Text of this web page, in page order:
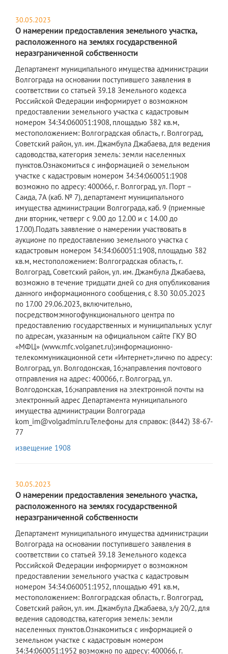
30.05.2023
О намерении предоставления земельного участка,
расположенного на землях государственной
неразграниченной собственности
Департамент муниципального имущества администрации
Волгограда на основании поступившего заявления в
соответствии со статьей 39.18 Земельного кодекса
Российской Федерации информирует о возможном
предоставлении земельного участка с кадастровым
номером 34:34:060051:1908, площадью 382 кв.м,
местоположением: Волгоградская область, г. Волгоград,
Советский район, ул. им. Джамбула Джабаева, для ведения
садоводства, категория земель: земли населенных
пунктов.Ознакомиться с информацией о земельном
участке с кадастровым номером 34:34:060051:1908
возможно по адресу: 400066, г. Волгоград, ул. Порт –
Саида, 7А (каб. № 7), департамент муниципального
имущества администрации Волгограда, каб. 9 (приемные
дни вторник, четверг с 9.00 до 12.00 и с 14.00 до
17.00).Подать заявление о намерении участвовать в
аукционе по предоставлению земельного участка с
кадастровым номером 34:34:060051:1908, площадью 382
кв.м, местоположением: Волгоградская область, г.
Волгоград, Советский район, ул. им. Джамбула Джабаева,
возможно в течение тридцати дней со дня опубликования
данного информационного сообщения, с 8.30 30.05.2023
по 17.00 29.06.2023, включительно,
посредством:многофункционального центра по
предоставлению государственных и муниципальных услуг
по адресам, указанным на официальном сайте ГКУ ВО
«МФЦ» (www.mfc.volganet.ru);информационно-
телекоммуникационной сети «Интернет»;лично по адресу:
Волгоград, ул. Волгодонская, 16;направления почтового
отправления на адрес: 400066, г. Волгоград, ул.
Волгодонская, 16;направления на электронной почты на
электронный адрес Департамента муниципального
имущества администрации Волгограда
kom_im@volgadmin.ruТелефоны для справок: (8442) 38-67-
77
извещение 1908
30.05.2023
О намерении предоставления земельного участка,
расположенного на землях государственной
неразграниченной собственности
Департамент муниципального имущества администрации
Волгограда на основании поступившего заявления в
соответствии со статьей 39.18 Земельного кодекса
Российской Федерации информирует о возможном
предоставлении земельного участка с кадастровым
номером 34:34:060051:1952, площадью 491 кв.м,
местоположением: Волгоградская область, г. Волгоград,
Советский район, ул. им. Джамбула Джабаева, з/у 20/2, для
ведения садоводства, категория земель: земли
населенных пунктов.Ознакомиться с информацией о
земельном участке с кадастровым номером
34:34:060051:1952 возможно по адресу: 400066, г.